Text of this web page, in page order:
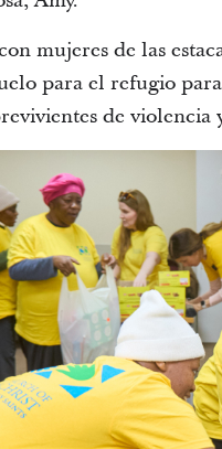
mujeres de las
para el refugio
de